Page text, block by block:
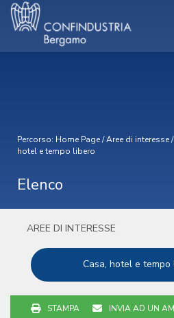
Percorso: Home Page/Aree di interesse/
hotel e tempo libero
Elenco
AREE DI INTERESSE
Casa, hotel e tempo
STAMPA INVIA AD UN